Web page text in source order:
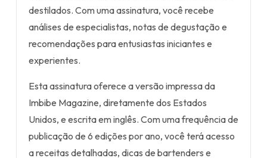
destilados. Com uma assinatura, você recebe
análises de especialistas, notas de degustação e
recomendações para entusiastas iniciantes e
experientes.
Esta assinatura oferece a versão impressa da
Imbibe Magazine, diretamente dos Estados
Unidos, e escrita em inglês. Com uma frequência de
publicação de 6 edições por ano, você terá acesso
a receitas detalhadas, dicas de bartenders e